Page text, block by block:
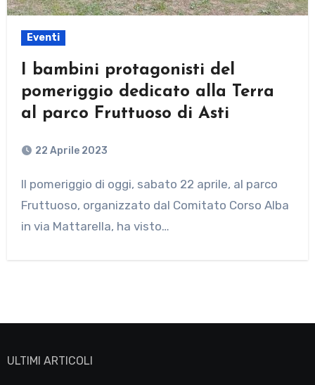
Eventi
I bambini protagonisti del
pomeriggio dedicato alla Terra
al parco Fruttuoso di Asti
22 Aprile 2023
Il pomeriggio di oggi, sabato 22 aprile, al parco
Fruttuoso, organizzato dal Comitato Corso Alba
in via Mattarella, ha visto…
ULTIMI ARTICOLI